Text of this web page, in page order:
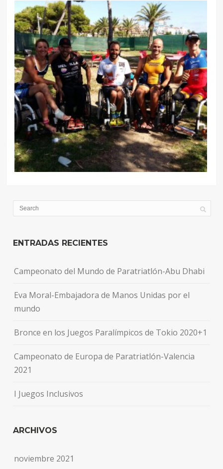
ENTRADAS RECIENTES
Campeonato del Mundo de Paratriatlón-Abu Dhabi
Eva Moral-Embajadora de Manos Unidas por el
mundo
Bronce en los Juegos Paralímpicos de Tokio 2020+1
Campeonato de Europa de Paratriatlón-Valencia
2021
I Juegos Inclusivos
ARCHIVOS
noviembre 2021